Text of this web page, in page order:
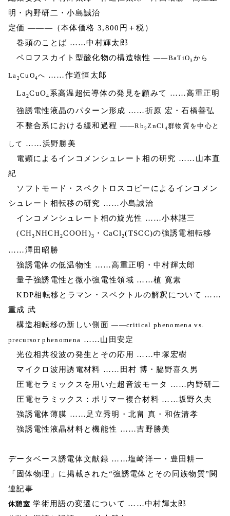
明・内野研二・小島誠治
定価 ―――（本体価格 3,800円＋税）
巻頭のことば ……中村輝太郎
ペロフスカイト型酸化物の構造物性 ――BaTiO3 から
La 2 CuO4へ ……作道恒太郎
La2CuO4 系高温超伝導体の発見を顧みて ……高重正明
強誘電性液晶のパターン形成 ……折原 宏・石橋善弘
不整合系における緩和過程 ――Rb 2ZnCl 4群物質を中心と
して ……浜野勝美
電顕によるインコメンシュレート相の研究 ……山本直
紀
ソフトモード・スペクトロスコピーによるインコメン
シュレート相転移の研究 ……小島誠治
インコメンシュレート相の旋光性 ……小林諶三
(CH3NHCH2COOH)3 ・CaCl2(TSCC)の強誘電相転移
……澤田昭勝
強誘電体の低温物性 ……高重正明・中村輝太郎
量子強誘電性と微小強電性領域 ……植 寛素
KDP相転移とラマン・スペクトルの解釈について ……
重成 武
構造相転移の新しい側面――critical phenomena vs.
precursor phenomena ……山田安定
光位相共役波の発生とその応用 ……中塚宏樹
マイクロ波用誘電材料 ……田村 博・脇野喜久男
圧電セラミックスを用いた超音波モータ ……内野研二
圧電セラミックス：ポリマー複合材料 ……坂野久夫
強誘電体薄膜 ……足立秀明・北畠 真・和佐清孝
強誘電性液晶材料と機能性 ……吉野勝美
データベース誘電体文献録 ……塩崎洋一・豊田耕一
「固体物理」に掲載された“強誘電体とその同族物質”関
連記事
休憩室 学術用語の変遷について ……中村輝太郎